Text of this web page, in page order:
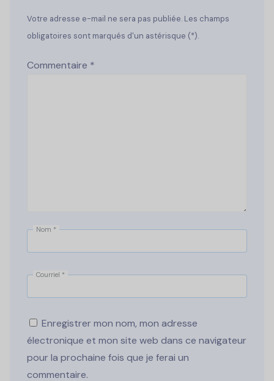
Votre adresse e-mail ne sera pas publiée. Les champs
obligatoires sont marqués d'un astérisque (*).
Commentaire *
Nom *
Courriel *
Enregistrer mon nom, mon adresse
électronique et mon site web dans ce navigateur
pour la prochaine fois que je ferai un
commentaire.